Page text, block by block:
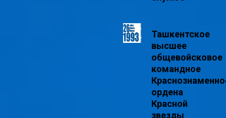
Ташкентское
высшее
общевойсковое
командное
ордена
Красной
звезды